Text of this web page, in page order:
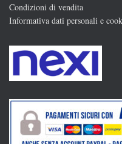
Condizioni di vendita
Informativa dati personali e